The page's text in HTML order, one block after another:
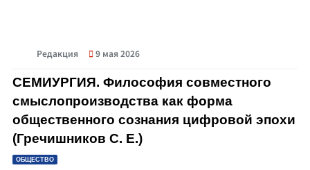
© СЕМИУРГИЯ. Философия совместного смыслопроизводства как форма
Редакция 9 мая 2026
СЕМИУРГИЯ. Философия совместного
смыслопроизводства как форма
общественного сознания цифровой эпохи
(Гречишников С. Е.)
ОБЩЕСТВО